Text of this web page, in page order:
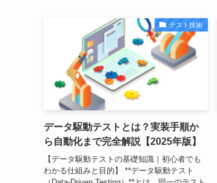
テスト技術
データ駆動テストとは？実装手順か
ら自動化まで完全解説【2025年版】
【データ駆動テストの基礎知識｜初心者でも
わかる仕組みと目的】 **データ駆動テスト